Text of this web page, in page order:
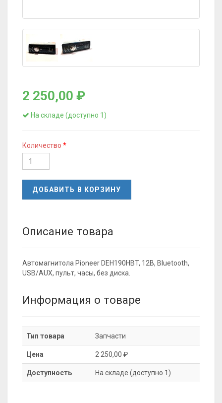
2 250,00 ₽
На складе (доступно 1)
Количество
ДОБАВИТЬ В КОРЗИНУ
Описание товара
Автомагнитола Pioneer DEH190HBT, 12В, Bluetooth,
USB/AUX, пульт, часы, без диска.
Информация о товаре
Тип товара Запчасти
Цена 2 250,00 ₽
Доступность На складе (доступно 1)